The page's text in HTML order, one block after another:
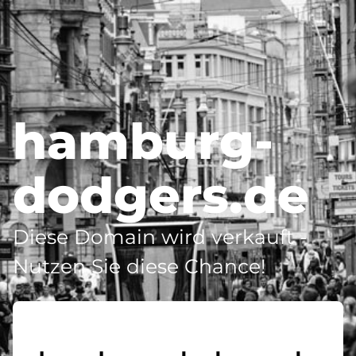
hamburg-
dodgers.de
Diese Domain wird verkauft -
Nutzen Sie diese Chance!